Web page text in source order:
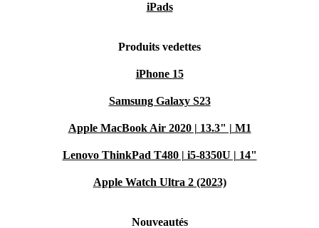
iPads
Produits vedettes
iPhone 15
Samsung Galaxy S23
Apple MacBook Air 2020 | 13.3" | M1
Lenovo ThinkPad T480 | i5-8350U | 14"
Apple Watch Ultra 2 (2023)
Nouveautés